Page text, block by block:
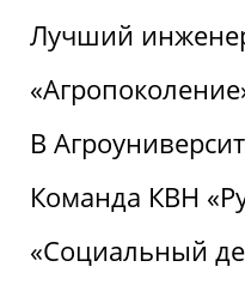
Лучший
В
Команда КВН
«Социальный